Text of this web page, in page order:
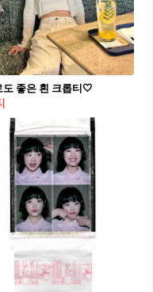
도 좋은 흰 크롭티🤍